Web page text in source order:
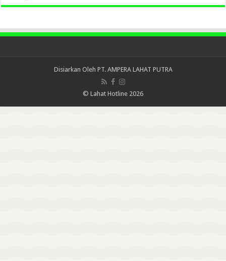
Disiarkan Oleh PT. AMPERA LAHAT PUTRA
© Lahat Hotline 2026